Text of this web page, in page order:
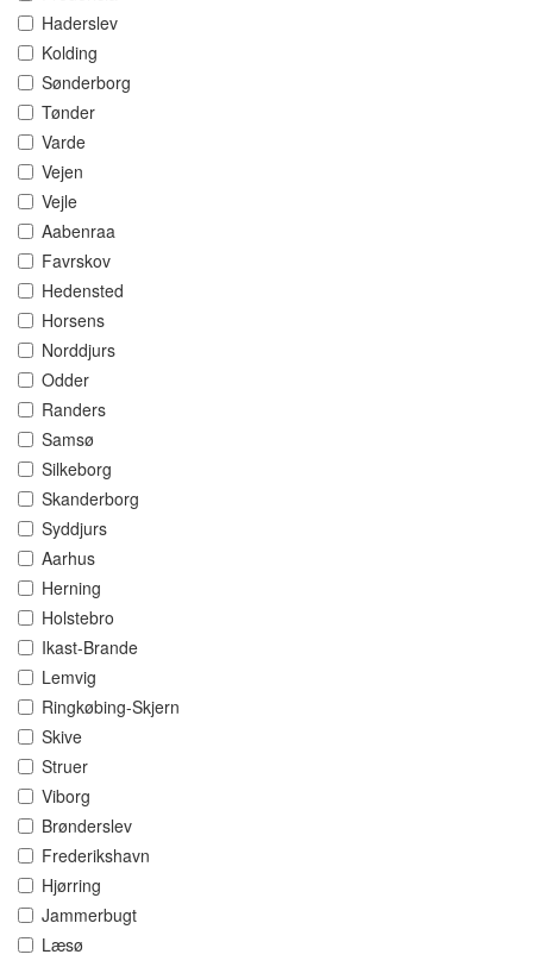
Haderslev
Kolding
Sønderborg
Tønder
Varde
Vejen
Vejle
Aabenraa
Favrskov
Hedensted
Horsens
Norddjurs
Odder
Randers
Samsø
Silkeborg
Skanderborg
Syddjurs
Aarhus
Herning
Holstebro
Ikast-Brande
Lemvig
Ringkøbing-Skjern
Skive
Struer
Viborg
Brønderslev
Frederikshavn
Hjørring
Jammerbugt
Læsø